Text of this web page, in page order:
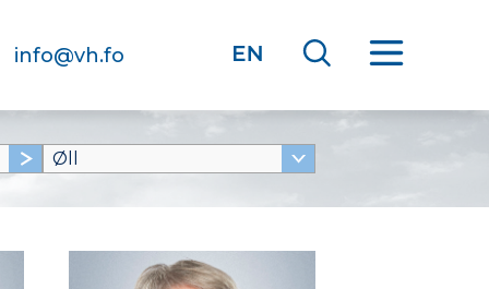
info@vh.fo